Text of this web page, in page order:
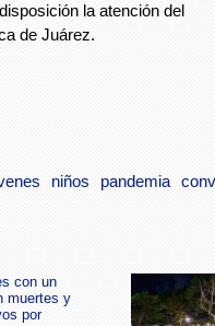
la atención del
de Juárez.
niños pandemia
con un
muertes y
por